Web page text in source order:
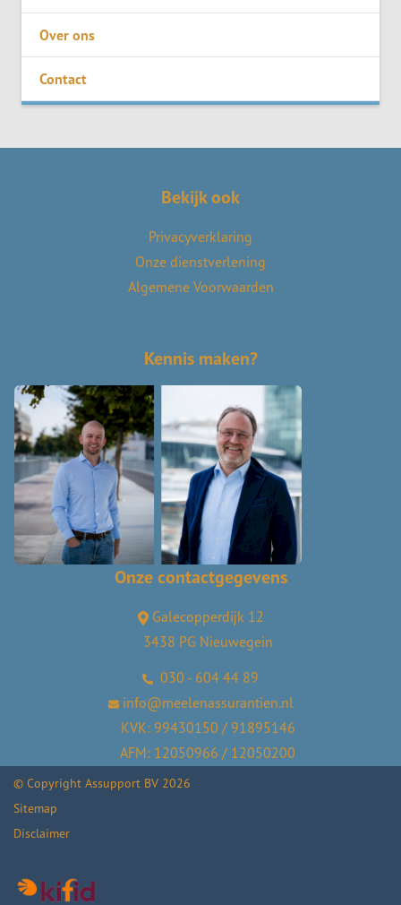
Over ons
Contact
Bekijk ook
Privacyverklaring
Onze dienstverlening
Algemene Voorwaarden
Kennis maken?
Onze contactgegevens
Galecopperdijk 12
3438 PG Nieuwegein
030 - 604 44 89
info@meelenassurantien.nl
KVK: 99430150 / 91895146
AFM: 12050966 / 12050200
© Copyright Assupport BV 2026
Sitemap
Disclaimer